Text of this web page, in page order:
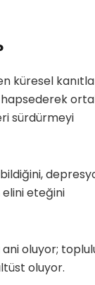
küresel
hapsederek
sürdürmeyi
eteğini
ani oluyor;
oluyor.